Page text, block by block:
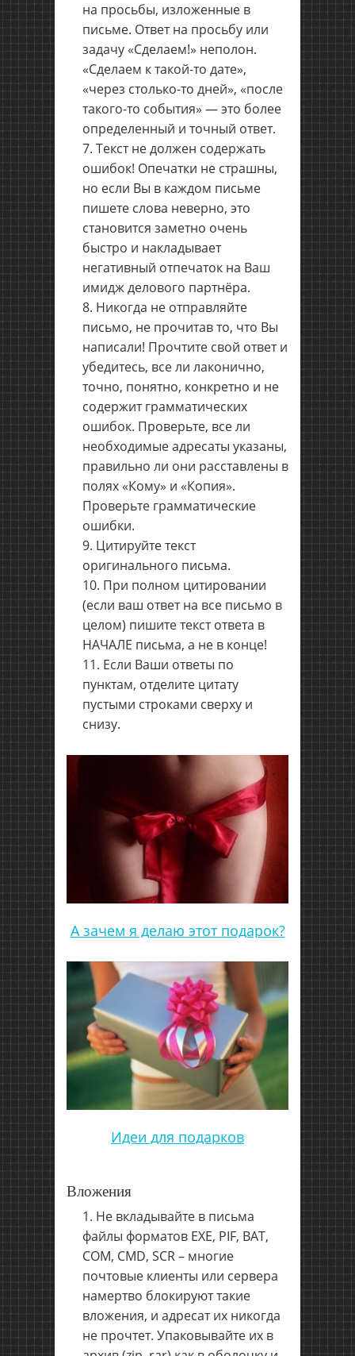
на просьбы, изложенные в
письме. Ответ на просьбу или
задачу «Сделаем!» неполон.
«Сделаем к такой-то дате»,
«через столько-то дней», «после
такого-то события» — это более
определенный и точный ответ.
Текст не должен содержать
ошибок! Опечатки не страшны,
но если Вы в каждом письме
пишете слова неверно, это
становится заметно очень
быстро и накладывает
негативный отпечаток на Ваш
имидж делового партнёра.
Никогда не отправляйте
письмо, не прочитав то, что Вы
написали! Прочтите свой ответ и
убедитесь, все ли лаконично,
точно, понятно, конкретно и не
содержит грамматических
ошибок. Проверьте, все ли
необходимые адресаты указаны,
правильно ли они расставлены в
полях «Кому» и «Копия».
Проверьте грамматические
ошибки.
Цитируйте текст
оригинального письма.
При полном цитировании
(если ваш ответ на все письмо в
целом) пишите текст ответа в
НАЧАЛЕ письма, а не в конце!
Если Ваши ответы по
пунктам, отделите цитату
пустыми строками сверху и
снизу.
А зачем я делаю этот подарок?
Идеи для подарков
Вложения
Не вкладывайте в письма
файлы форматов EXE, PIF, BAT,
COM, CMD, SCR – многие
почтовые клиенты или сервера
намертво блокируют такие
вложения, и адресат их никогда
не прочтет. Упаковывайте их в